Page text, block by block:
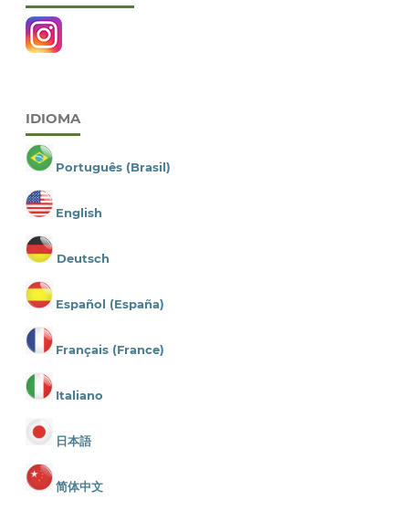
IDIOMA
Português (Brasil)
English
Deutsch
Español (España)
Français (France)
Italiano
日本語
简体中文